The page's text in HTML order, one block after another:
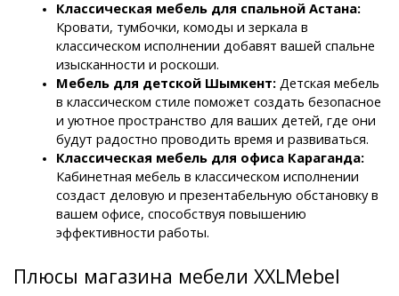
Кровати, тумбочки, комоды и зеркала в
классическом исполнении добавят вашей спальне
изысканности и роскоши.
Мебель для детской Шымкент: Детская мебель
в классическом стиле поможет создать безопасное
и уютное пространство для ваших детей, где они
будут радостно проводить время и развиваться.
Кабинетная мебель в классическом исполнении
создаст деловую и презентабельную обстановку в
вашем офисе, способствуя повышению
эффективности работы.
Плюсы магазина мебели XXLMebel